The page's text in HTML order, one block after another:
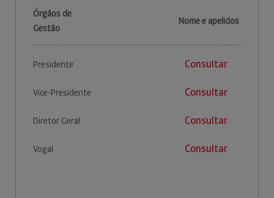
Órgãos de
Gestão
Nome e apelidos
Presidente Consultar
Vice-Presidente Consultar
Diretor Geral Consultar
Vogal Consultar